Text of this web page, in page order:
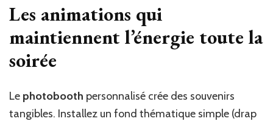
Les animations qui
maintiennent l’énergie toute la
soirée
Le photobooth personnalisé crée des souvenirs
tangibles. Installez un fond thématique simple (drap